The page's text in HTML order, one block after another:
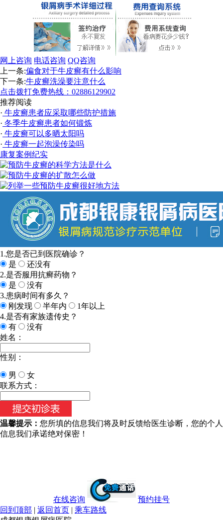
网上咨询 电话咨询 QQ咨询
上一条:偏食对于牛皮癣有什么影响
下一条:牛皮癣洗澡要注意什么
点击拨打免费热线：02886129902
推荐阅读
· 牛皮癣患者应采取哪些防护措施
· 冬季牛皮癣患者如何锻炼
· 牛皮癣可以多晒太阳吗
· 牛皮癣一起泡澡传染吗
康复案例纪实
1.您是否已到医院确诊？
是
还没有
2.是否服用抗癣药物？
是
没有
3.患病时间有多久？
刚发现
半年内
1年以上
4.是否有家族遗传史？
有
没有
姓名：
性别：
男
女
今天日期：
联系方式：
温馨提示： 您所填的信息我们将及时反馈给医生诊断，您的个人
信息我们承诺绝对保密！
在线咨询
预约挂号
回到顶部 | 返回首页 | 乘车路线